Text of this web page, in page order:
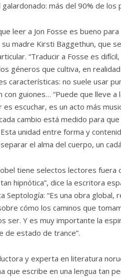
galardonado: más del 90% de
leer a Jon Fosse es bueno
su madre Kirsti Baggethun, que
“Traducir a Fosse es
géneros que cultiva, en
características: no suele usar
con guiones… “Puede que lleve a
es escuchar, es un acto más
cambio está medido para
unidad entre forma y
el alma del cuerpo, un
tiene selectos lectores fuera
hipnótica”, dice la escritora
Septología: “Es una obra
cómo los caminos que
ser. Y es muy importante la
de estado de trance”.
y experta en literatura
que escribe en una lengua tan